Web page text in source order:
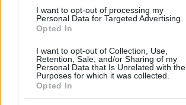
I want to opt-out of processing my
Personal Data for Targeted Advertising.
Opted In
I want to opt-out of Collection, Use,
Retention, Sale, and/or Sharing of my
Personal Data that Is Unrelated with the
Purposes for which it was collected.
Opted In